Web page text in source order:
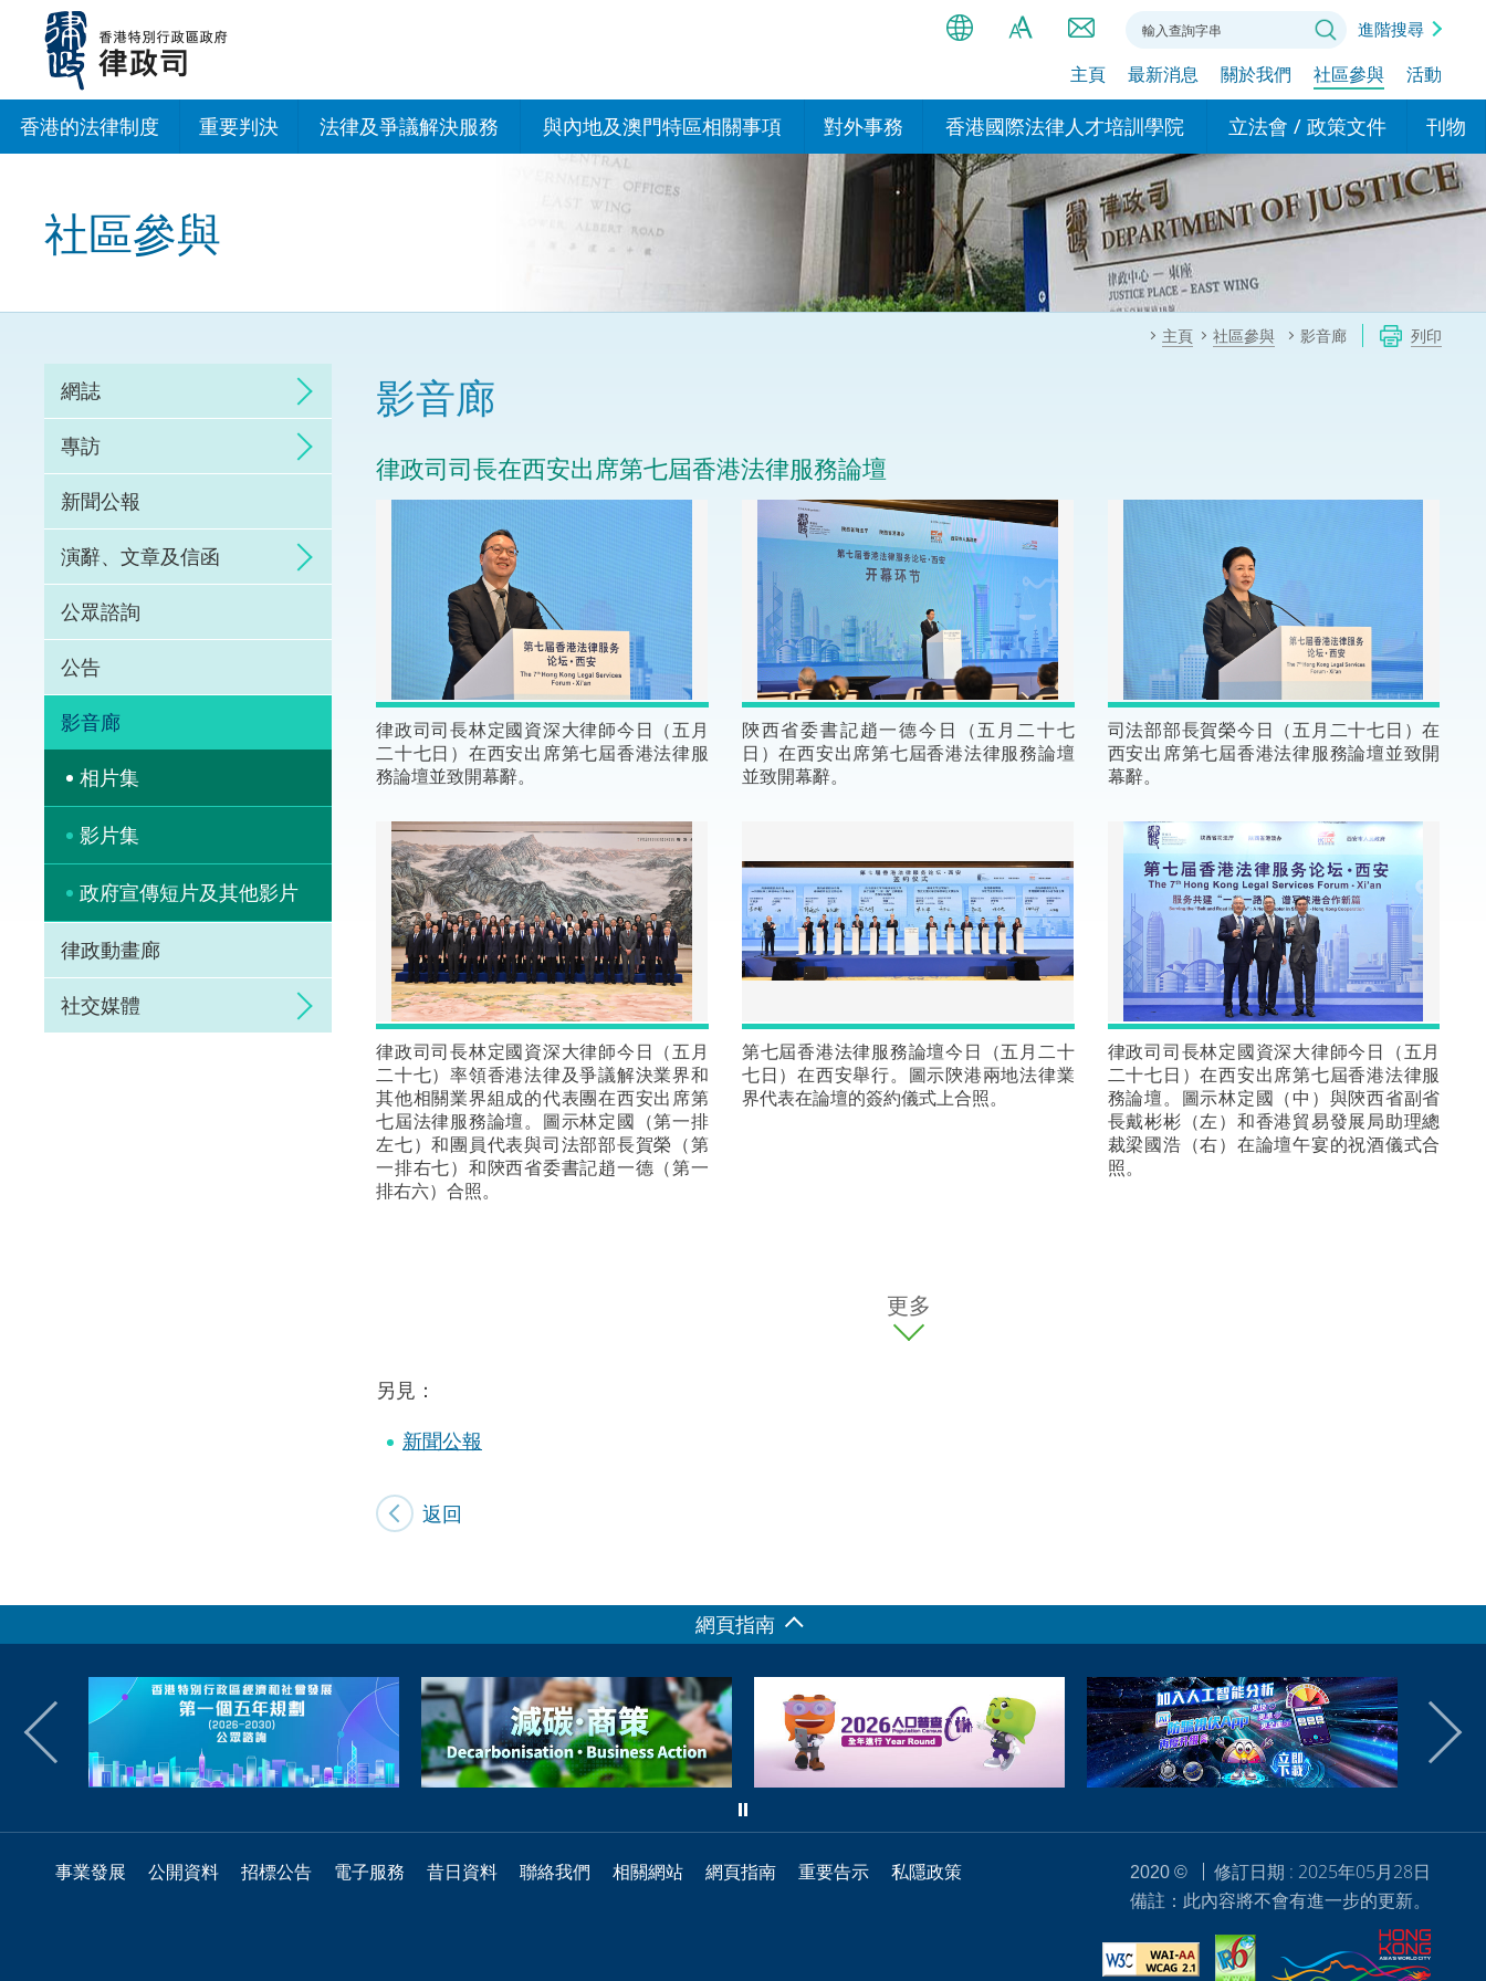
內
简
EN
Bahasa Indonesia (印尼語)
हिन्दी (印度語)
नेपाली (尼泊爾語)
Tiếng Việt (越南語)
A
A
進階搜尋
主頁 最新消息 關於我們 社區參與 活動
香港的法律制度 重要判決 法律及爭議解決服務
訴訟
網上爭議解決及法律科技
體育爭議解決先導計劃
能力建設
法律樞紐
促成交易和爭議解決服務中心
與內地及澳門特區相關事項
與內地的安排
香港與內地相互認可和執行民
商事案件判決的安排
關於建立更緊密經貿關係的安
與澳門特區的安排
對外事務
國際政府機構在香港設立辦事
處或運作
多邊協定
其他協定
香港國際法律人才培訓學院
我們的學院
我們的專家委員會
我們的辦公室
我們的培訓課程和能力建設項
我們的年度回顧 2024-2025
立法會 / 政策文件
現行政策措施
政策文件
特別財務委員會
刊物
基本
民事
相互
一般
社區參與
主頁 社區參與 影音廊 列印
網誌
專訪
新聞公報
演辭、文章及信函
公眾諮詢
公告
影音廊
相片集
影片集
政府宣傳短片及其他影片
律政動畫廊
社交媒體
影音廊
律政司司長在西安出席第七屆香港法律服務論壇
律政司司長林定國資深大律師今日（五月
二十七日）在西安出席第七屆香港法律服
務論壇並致開幕辭。
陝西省委書記趙一德今日（五月二十七
日）在西安出席第七屆香港法律服務論壇
並致開幕辭。
司法部部長賀榮今日（五月二十七日）在
西安出席第七屆香港法律服務論壇並致開
幕辭。
律政司司長林定國資深大律師今日（五月
二十七）率領香港法律及爭議解決業界和
其他相關業界組成的代表團在西安出席第
七屆法律服務論壇。圖示林定國（第一排
左七）和團員代表與司法部部長賀榮（第
一排右七）和陝西省委書記趙一德（第一
排右六）合照。
第七屆香港法律服務論壇今日（五月二十
七日）在西安舉行。圖示陝港兩地法律業
界代表在論壇的簽約儀式上合照。
律政司司長林定國資深大律師今日（五月
二十七日）在西安出席第七屆香港法律服
務論壇。圖示林定國（中）與陝西省副省
長戴彬彬（左）和香港貿易發展局助理總
裁梁國浩（右）在論壇午宴的祝酒儀式合
照。
更多
另見：
新聞公報
返回
網頁指南
事業發展 公開資料 招標公告 電子服務 昔日資料 聯絡我們 相關網站 網頁指南 重要告示 私隱政策 2020 ©
修訂日期 : 2025年05月28日
備註：此內容將不會有進一步的更新。